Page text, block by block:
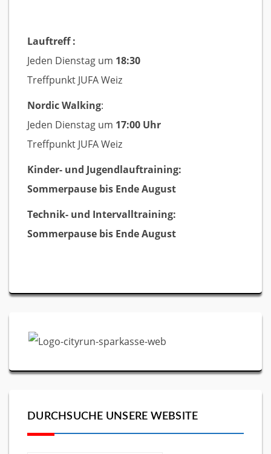
Lauftreff :
Jeden Dienstag um 18:30
Treffpunkt JUFA Weiz
Nordic Walking:
Jeden Dienstag um 17:00 Uhr
Treffpunkt JUFA Weiz
Kinder- und Jugendlauftraining:
Sommerpause bis Ende August
Technik- und Intervalltraining:
Sommerpause bis Ende August
DURCHSUCHE UNSERE WEBSITE